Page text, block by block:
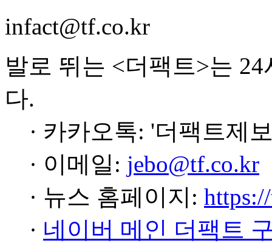
infact@tf.co.kr
발로 뛰는 <더팩트>는
다.
· 카카오톡: '더팩트제
· 이메일: jebo@tf.co.kr
· 뉴스 홈페이지:
· 네이버 메인 더팩트